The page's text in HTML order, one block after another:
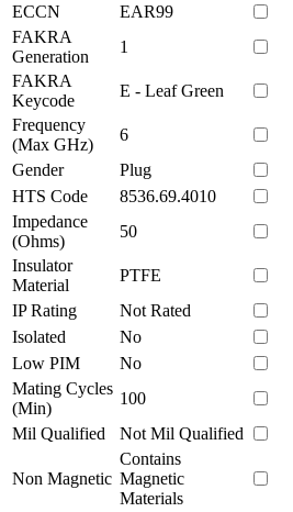
ECCN
EAR99
FAKRA
Generation
1
FAKRA
Keycode
E - Leaf Green
Frequency
(Max GHz)
6
Gender
Plug
HTS Code
8536.69.4010
Impedance
(Ohms)
50
Insulator
Material
PTFE
IP Rating
Not Rated
Isolated
No
Low PIM
No
Mating Cycles
(Min)
100
Mil Qualified
Not Mil Qualified
Non Magnetic
Contains
Magnetic
Materials